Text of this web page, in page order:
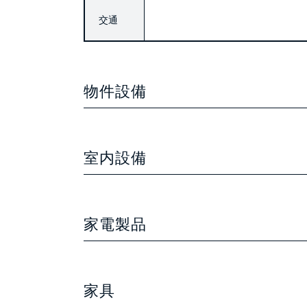
交通
物件設備
室内設備
家電製品
家具